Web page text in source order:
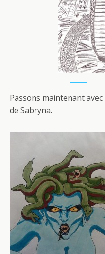
Passons maintenant
de Sabryna.